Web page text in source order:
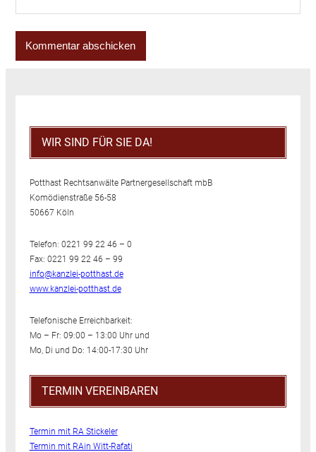
WIR SIND FÜR SIE DA!
Potthast Rechtsanwälte Partnergesellschaft mbB
Komödienstraße 56-58
50667 Köln
Telefon: 0221 99 22 46 – 0
Fax: 0221 99 22 46 – 99
info@kanzlei-potthast.de
www.kanzlei-potthast.de
Telefonische Erreichbarkeit:
Mo – Fr: 09:00 – 13:00 Uhr und
Mo, Di und Do: 14:00-17:30 Uhr
TERMIN VEREINBAREN
Termin mit RA Stickeler
Termin mit RAin Witt-Rafati